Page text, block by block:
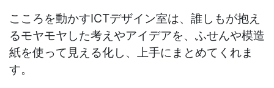
こころを動かすICTデザイン室は、誰しもが抱え
るモヤモヤした考えやアイデアを、ふせんや模造
紙を使って見える化し、上手にまとめてくれま
す。